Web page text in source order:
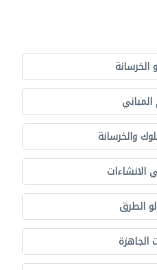
الخرسانة
والخرسانة
الطرق
الجاهزة